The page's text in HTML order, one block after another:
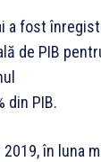
a fost
de PIB
din PIB.
2019, în luna